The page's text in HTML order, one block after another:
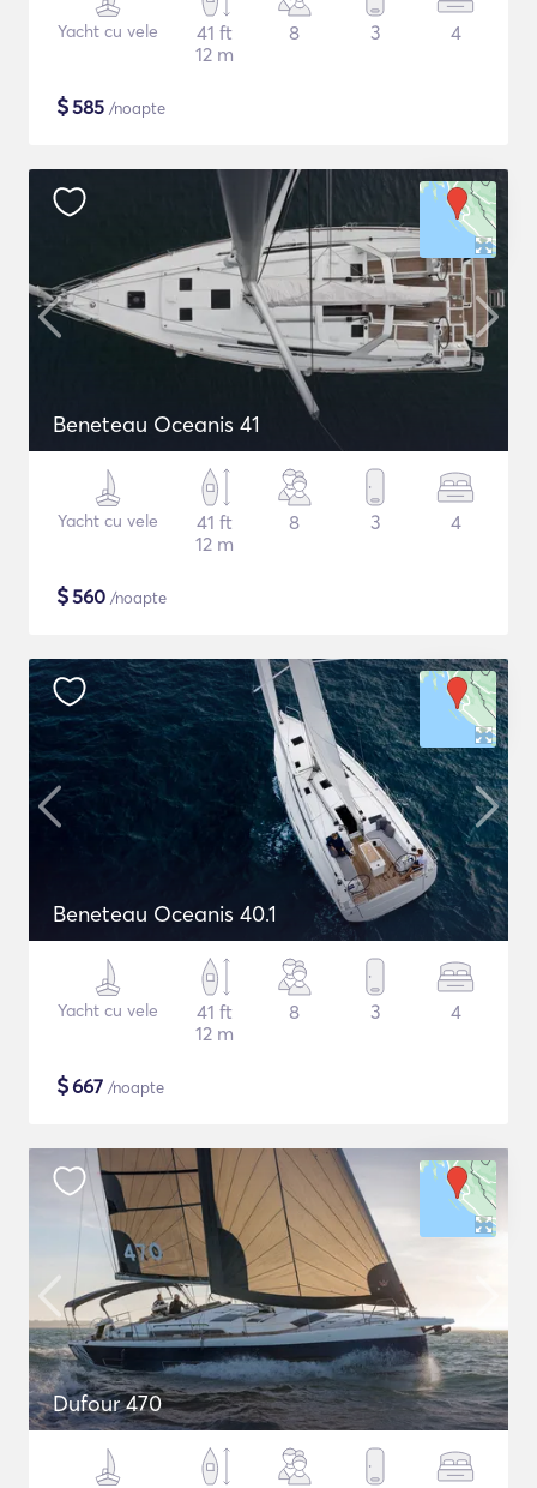
Yacht cu vele
41 ft
12 m
8 3 4
$585 /noapte
Beneteau Oceanis 41
Yacht cu vele
41 ft
12 m
8 3 4
$560 /noapte
Beneteau Oceanis 40.1
Yacht cu vele
41 ft
12 m
8 3 4
$667 /noapte
Dufour 470